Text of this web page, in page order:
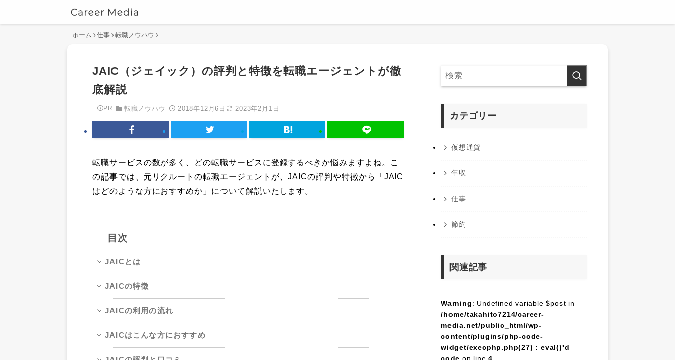
ホーム 仕事 転職ノウハウ
JAIC（ジェイック）の評判と特徴を転職エージェントが徹
底解説
PR 転職ノウハウ 2018年12月6日 2023年2月1日
転職サービスの数が多く、どの転職サービスに登録するべきか悩みますよね。こ
の記事では、元リクルートの転職エージェントが、JAICの評判や特徴から「JAIC
はどのような方におすすめか」について解説いたします。
目次
JAICとは
JAICの特徴
JAICの利用の流れ
JAICはこんな方におすすめ
カテゴリー
仮想通貨
年収
仕事
節約
関連記事
Warning: Undefined variable $post in
/home/takahito7214/career-
media.net/public_html/wp-
content/plugins/php-code-
widget/execphp.php(27) : eval()'d